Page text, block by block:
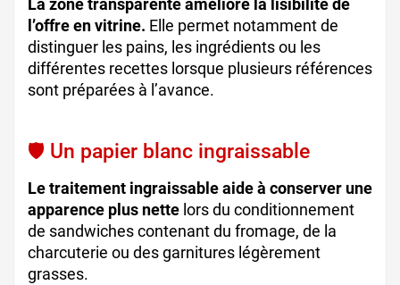
La zone transparente améliore la lisibilité de
l’offre en vitrine. Elle permet notamment de
distinguer les pains, les ingrédients ou les
différentes recettes lorsque plusieurs références
sont préparées à l’avance.
🛡️ Un papier blanc ingraissable
Le traitement ingraissable aide à conserver une
apparence plus nette lors du conditionnement
de sandwiches contenant du fromage, de la
charcuterie ou des garnitures légèrement
grasses.